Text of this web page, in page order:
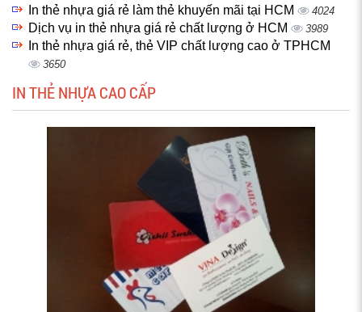
In thẻ nhựa giá rẻ làm thẻ khuyến mãi tại HCM 4024
Dịch vụ in thẻ nhựa giá rẻ chất lượng ở HCM 3989
In thẻ nhựa giá rẻ, thẻ VIP chất lượng cao ở TPHCM
3650
IN THẺ NHỰA CAO CẤP